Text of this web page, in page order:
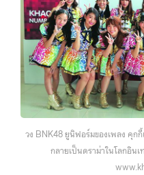
วง BNK48 ยูนิฟอร์มของเพลง คุก
กลายเป็นดราม่าในโลกอิน